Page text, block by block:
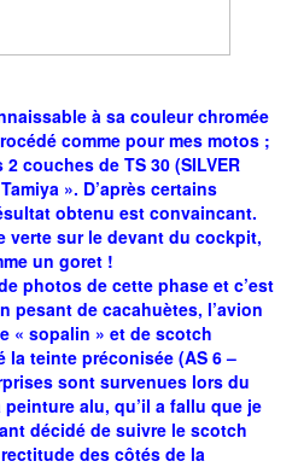
à sa couleur chromée
comme pour mes motos ;
couches de TS 30 (SILVER
». D’après certains
obtenu est convaincant.
verte sur le devant du cockpit,
un goret !
photos de cette phase et c’est
pesant de cacahuètes, l’avion
« sopalin » et de scotch
la teinte préconisée (AS 6 –
sont survenues lors du
alu, qu’il a fallu que je
décidé de suivre le scotch
des côtés de la